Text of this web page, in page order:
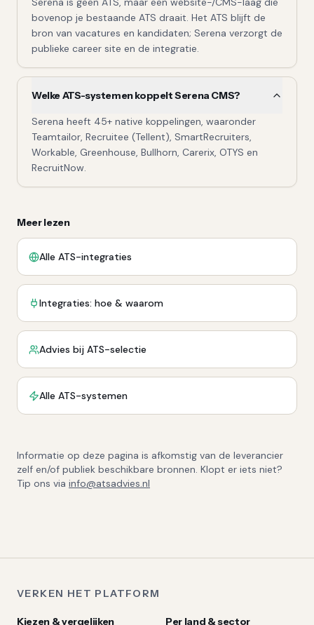
bovenop je bestaande ATS draait. Het ATS blijft de
bron van vacatures en kandidaten; Serena verzorgt de
publieke career site en de integratie.
Welke ATS-systemen koppelt Serena CMS?
Serena heeft 45+ native koppelingen, waaronder
Teamtailor, Recruitee (Tellent), SmartRecruiters,
Workable, Greenhouse, Bullhorn, Carerix, OTYS en
RecruitNow.
Meer lezen
Alle ATS-integraties
Integraties: hoe & waarom
Advies bij ATS-selectie
Alle ATS-systemen
Informatie op deze pagina is afkomstig van de leverancier
zelf en/of publiek beschikbare bronnen. Klopt er iets niet?
Tip ons via info@atsadvies.nl
VERKEN HET PLATFORM
Kiezen & vergelijken
Per land & sector